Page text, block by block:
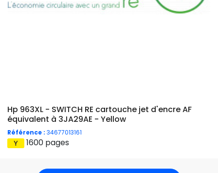
Hp 963XL - SWITCH RE cartouche jet d'encre AF
équivalent à 3JA29AE - Yellow
Référence : 34677013161
1600 pages